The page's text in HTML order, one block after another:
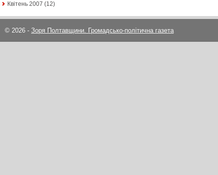
Квітень 2007 (12)
© 2026 - Зоря Полтавщини. Громадсько-політична газета